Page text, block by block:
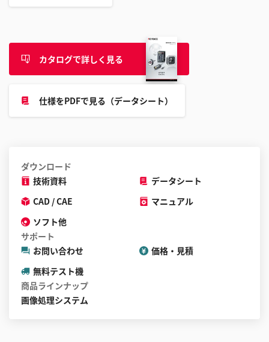
カタログで詳しく見る
仕様をPDFで見る（データシート）
ダウンロード
技術資料
データシート
CAD / CAE
マニュアル
ソフト他
サポート
お問い合わせ
価格・見積
無料テスト機
商品ラインナップ
画像処理システム